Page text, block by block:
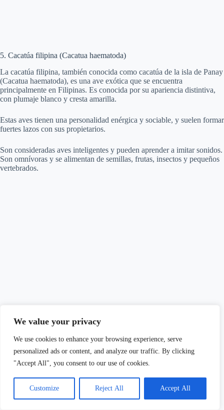
We value your privacy
We use cookies to enhance your browsing experience, serve
personalized ads or content, and analyze our traffic. By clicking
"Accept All", you consent to our use of cookies.
Customize Reject All Accept All
5. Cacatúa filipina (Cacatua haematoda)
La cacatúa filipina, también conocida como cacatúa de la isla de Panay
(Cacatua haematoda), es una ave exótica que se encuentra
principalmente en Filipinas. Es conocida por su apariencia distintiva,
con plumaje blanco y cresta amarilla.
Estas aves tienen una personalidad enérgica y sociable, y suelen formar
fuertes lazos con sus propietarios.
Son consideradas aves inteligentes y pueden aprender a imitar sonidos.
Son omnívoras y se alimentan de semillas, frutas, insectos y pequeños
vertebrados.